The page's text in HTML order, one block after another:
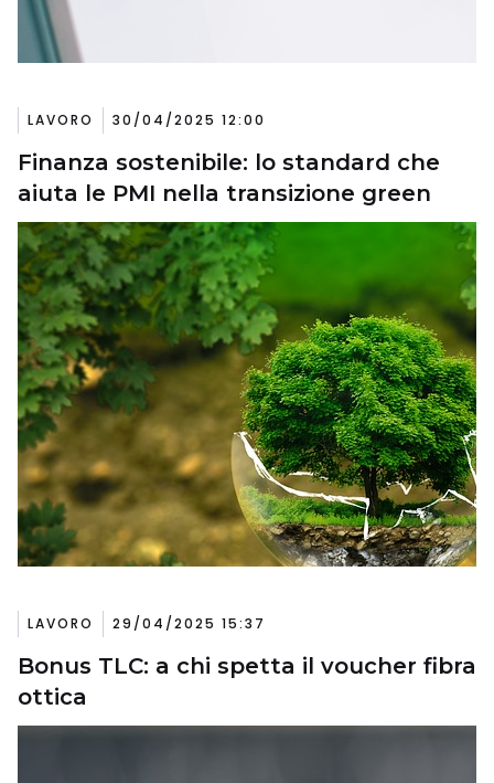
LAVORO 30/04/2025 12:00
Finanza sostenibile: lo standard che
aiuta le PMI nella transizione green
LAVORO 29/04/2025 15:37
Bonus TLC: a chi spetta il voucher fibra
ottica